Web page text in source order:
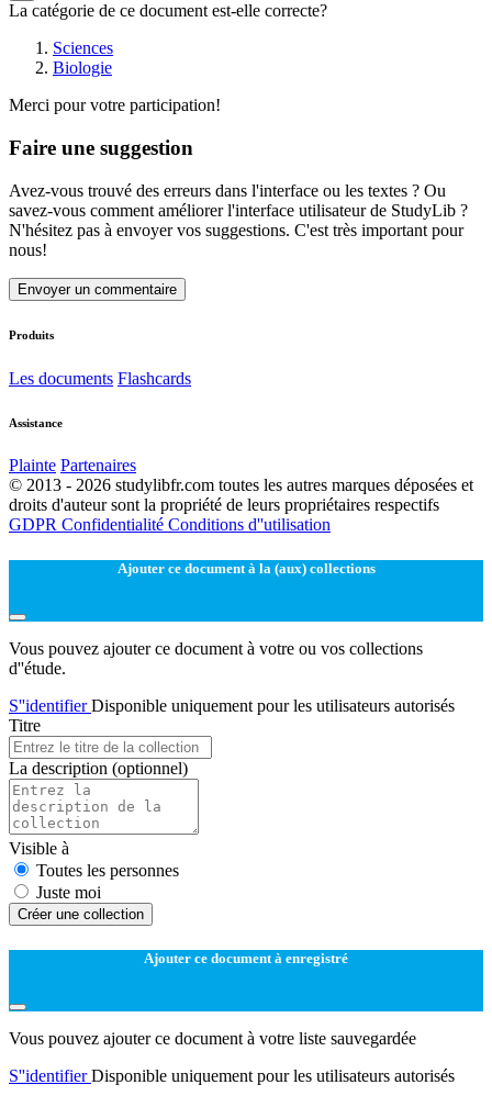
La catégorie de ce document est-elle correcte?
Sciences
Biologie
Merci pour votre participation!
Faire une suggestion
Avez-vous trouvé des erreurs dans l'interface ou les textes ? Ou
savez-vous comment améliorer l'interface utilisateur de StudyLib ?
N'hésitez pas à envoyer vos suggestions. C'est très important pour
nous!
Envoyer un commentaire
Produits
Les documents Flashcards
Assistance
Plainte Partenaires
© 2013 - 2026 studylibfr.com toutes les autres marques déposées et
droits d'auteur sont la propriété de leurs propriétaires respectifs
GDPR Confidentialité Conditions d''utilisation
Ajouter ce document à la (aux) collections
Vous pouvez ajouter ce document à votre ou vos collections
d''étude.
S''identifierDisponible uniquement pour les utilisateurs autorisés
Titre
La description (optionnel)
Visible à
Toutes les personnes
Juste moi
Créer une collection
Ajouter ce document à enregistré
Vous pouvez ajouter ce document à votre liste sauvegardée
S''identifierDisponible uniquement pour les utilisateurs autorisés